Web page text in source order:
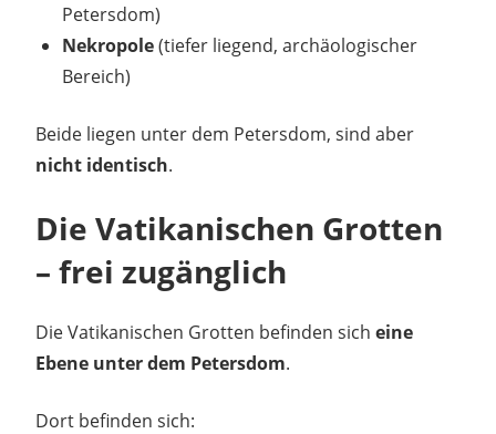
Petersdom)
Nekropole(tiefer liegend, archäologischer
Bereich)
Beide liegen unter dem Petersdom, sind aber
nicht identisch.
Die Vatikanischen Grotten
– frei zugänglich
Die Vatikanischen Grotten befinden sich eine
Ebene unter dem Petersdom.
Dort befinden sich: